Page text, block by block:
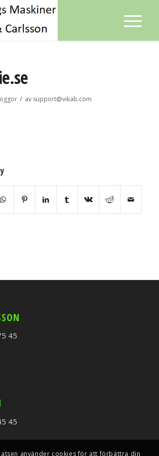
/ av support@vikab.com
45
45
använder cookies för att förbättra din